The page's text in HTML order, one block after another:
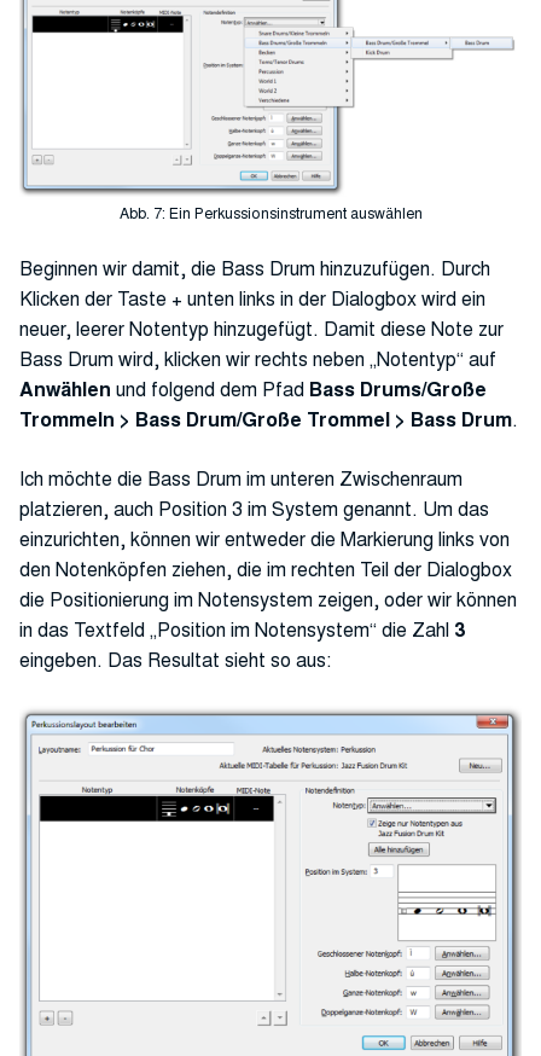
Abb. 7: Ein Perkussionsinstrument auswählen
Beginnen wir damit, die Bass Drum hinzuzufügen. Durch
Klicken der Taste + unten links in der Dialogbox wird ein
neuer, leerer Notentyp hinzugefügt. Damit diese Note zur
Bass Drum wird, klicken wir rechts neben „Notentyp“ auf
Anwählen und folgend dem Pfad Bass Drums/Große
Trommeln > Bass Drum/Große Trommel > Bass Drum.
Ich möchte die Bass Drum im unteren Zwischenraum
platzieren, auch Position 3 im System genannt. Um das
einzurichten, können wir entweder die Markierung links von
den Notenköpfen ziehen, die im rechten Teil der Dialogbox
die Positionierung im Notensystem zeigen, oder wir können
in das Textfeld „Position im Notensystem“ die Zahl 3
eingeben. Das Resultat sieht so aus: